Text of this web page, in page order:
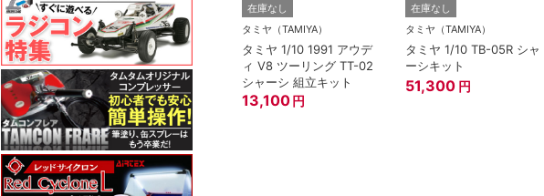
在庫なし
タミヤ（TAMIYA）
タミヤ 1/10 1991 アウデ
ィ V8 ツーリング TT-02
シャーシ 組立キット
13,100 円
在庫なし
タミヤ（TAMIYA）
タミヤ 1/10 TB-05R シャ
ーシキット
51,300 円